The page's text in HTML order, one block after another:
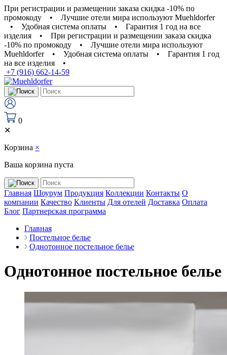
При регистрации и размещении заказа скидка -10% по
промокоду
•
Лучшие отели мира используют Muehldorfer
•
Удобная система оплаты •
Гарантия 1 год на все
изделия
•
При регистрации и размещении заказа скидка
-10% по промокоду
•
Лучшие отели мира используют
Muehldorfer
• Удобная система оплаты •
Гарантия 1 год
на все изделия
•
+7 (916) 662-14-59
0
✕
Корзина ×
Ваша корзина пуста
Главная Шоурум Продукция Коллекции Контакты О
компании Качество Клиенты Для отелей Доставка Оплата
Блог Партнерская программа
Главная
Постельное белье
Однотонное постельное белье
Однотонное постельное белье